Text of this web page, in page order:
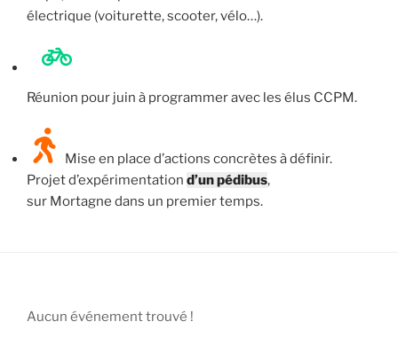
électrique (voiturette, scooter, vélo…).
Réunion pour juin à programmer avec les élus CCPM.
Mise en place d’actions concrètes à définir.
Projet d’expérimentation d’un pédibus,
sur Mortagne dans un premier temps.
Aucun événement trouvé !